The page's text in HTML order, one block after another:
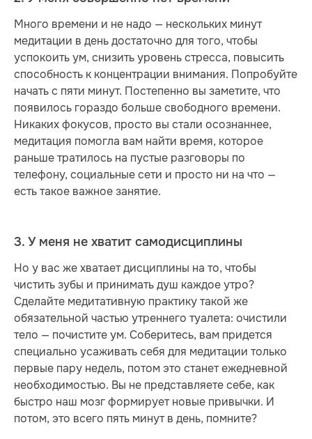
Много времени и не надо — нескольких минут
медитации в день достаточно для того, чтобы
успокоить ум, снизить уровень стресса, повысить
способность к концентрации внимания. Попробуйте
начать с пяти минут. Постепенно вы заметите, что
появилось гораздо больше свободного времени.
Никаких фокусов, просто вы стали осознаннее,
медитация помогла вам найти время, которое
раньше тратилось на пустые разговоры по
телефону, социальные сети и просто ни на что —
есть такое важное занятие.
3. У меня не хватит самодисциплины
Но у вас же хватает дисциплины на то, чтобы
чистить зубы и принимать душ каждое утро?
Сделайте медитативную практику такой же
обязательной частью утреннего туалета: очистили
тело — почистите ум. Соберитесь, вам придется
специально усаживать себя для медитации только
первые пару недель, потом это станет ежедневной
необходимостью. Вы не представляете себе, как
быстро наш мозг формирует новые привычки. И
потом, это всего пять минут в день, помните?